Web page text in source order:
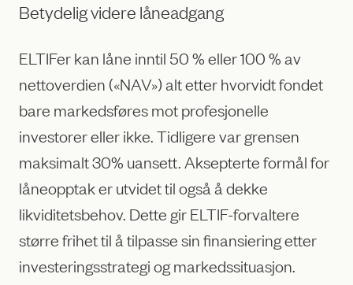
Betydelig videre låneadgang
ELTIFer kan låne inntil 50 % eller 100 % av
nettoverdien («NAV») alt etter hvorvidt fondet
bare markedsføres mot profesjonelle
investorer eller ikke. Tidligere var grensen
maksimalt 30% uansett. Aksepterte formål for
låneopptak er utvidet til også å dekke
likviditetsbehov. Dette gir ELTIF-forvaltere
større frihet til å tilpasse sin finansiering etter
investeringsstrategi og markedssituasjon.